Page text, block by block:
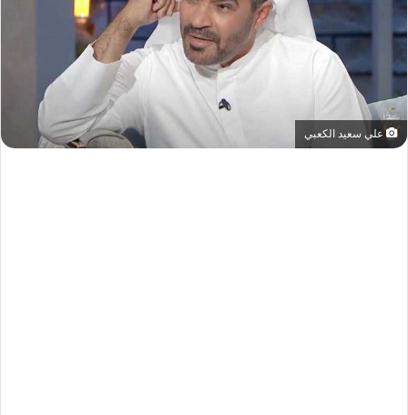
علي سعيد الكعبي